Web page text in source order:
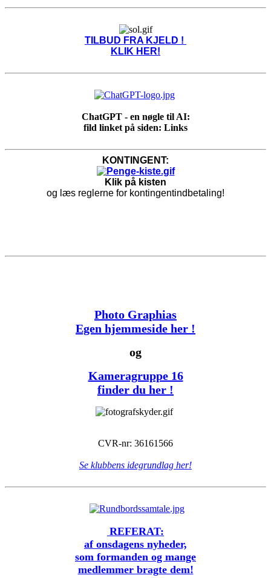
TILBUD FRA KJELD !
KLIK HER!
ChatGPT - en nøgle til AI:
fild linket på siden: Links
KONTINGENT:
Klik på kisten
og læs reglerne for kontingentindbetaling!
Photo Graphias
Egen hjemmeside her !
og
Kameragruppe 16
finder du her !
CVR-nr: 36161566
Se klubbens idegrundlag her!
REFERAT:
af onsdagens nyheder,
som formanden og mange
medlemmer bragte dem!